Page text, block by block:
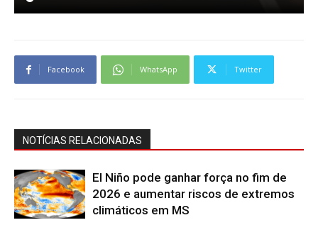
Facebook WhatsApp Twitter
NOTÍCIAS RELACIONADAS
El Niño pode ganhar força no fim de
2026 e aumentar riscos de extremos
climáticos em MS